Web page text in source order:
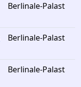
Berlinale-Palast
Berlinale-Palast
Berlinale-Palast